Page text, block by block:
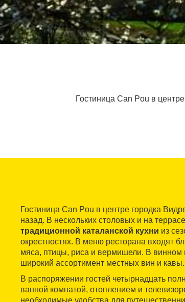
Гостиница Can Pou в
Гостиница Can Pou в центре городка
назад. В нескольких столовых и на
традиционной каталанской кухни из
окрестностях. В меню ресторана входят
мяса, птицы, риса и вермишели. В винном
широкий ассортимент местных вин и кавы.
В распоряжении гостей четырнадцать
ванной комнатой, отоплением и
необходимые удобства для